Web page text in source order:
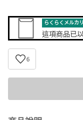
らくらくメルカ
這項商品已以
6